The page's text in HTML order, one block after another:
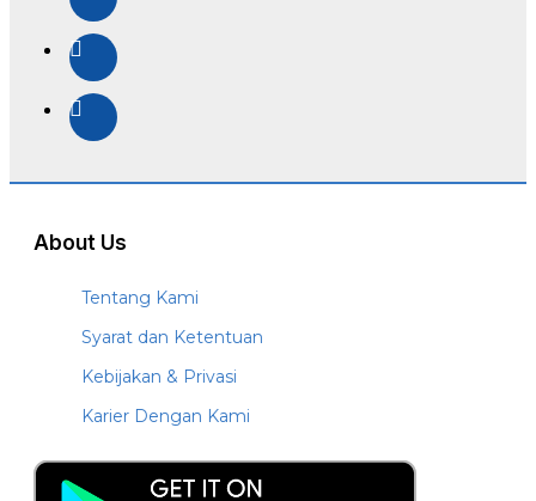
About Us
Tentang Kami
Syarat dan Ketentuan
Kebijakan & Privasi
Karier Dengan Kami